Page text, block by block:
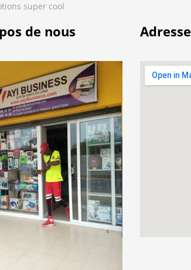
super cool
de nous Adresse